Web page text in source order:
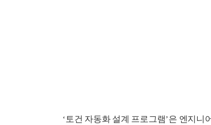
‘토건 자동화 설계 프로그램’은 엔지